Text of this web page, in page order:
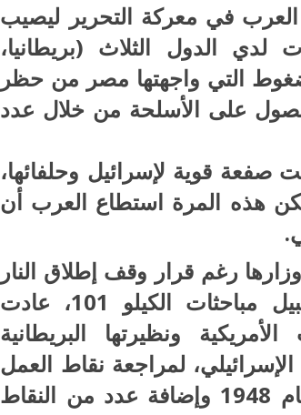
1973 ومشاركة العرب في معركة التحرير ليصيب
الدول الثلاث (بريطانيا،
التي واجهتها مصر من حظر
على الأسلحة من خلال عدد
قوية لإسرائيل وحلفائها،
هذه المرة استطاع العرب أن
أوزارها رغم قرار وقف إطلاق النار
الذى جاء في 28 أكتوبر 1973 وقبيل مباحثات الكيلو 101، عادت
ونظيرتها البريطانية
لمراجعة نقاط العمل
التي أقرتها المجموعة السابقة في عام 1948 وإضافة عدد من النقاط